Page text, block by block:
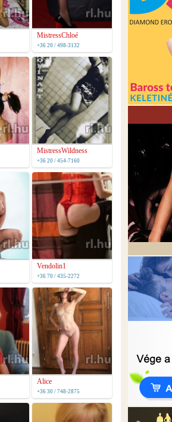
MistressChloé
+36 20 / 498-3132
MistressWildness
+36 20 / 454-7160
Vendolin1
+36 70 / 435-2272
Alice
+36 30 / 748-2875